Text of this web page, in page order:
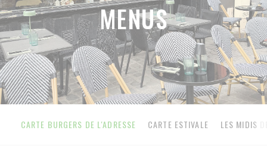
MENUS
CARTE BURGERS DE L'ADRESSE CARTE ESTIVALE LES MIDIS